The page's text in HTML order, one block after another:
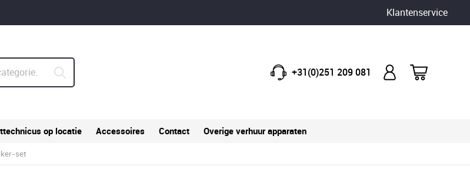
Klantenservice
+31(0)251 209 081
op locatie Accessoires Contact Overige verhuur apparaten
set